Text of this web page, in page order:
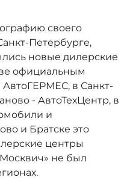
000 ₽*
3 с ручным
(РУ)
создающий равные
8
своего
Петербурге,
новые дилерские
официальным
в Санкт-
- АвтоТехЦентр, в
и
и Братске это
центры
не был